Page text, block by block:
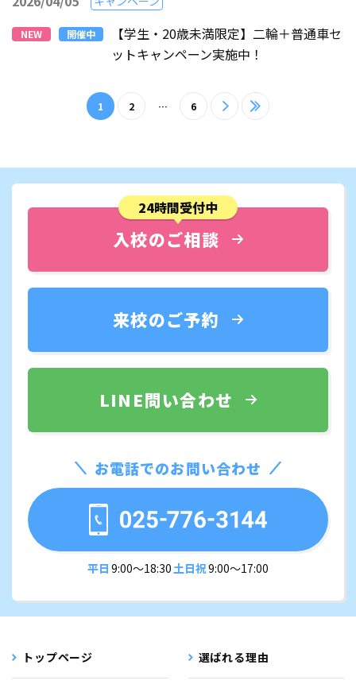
NEW 開催中
【学生・20歳未満限定】二輪＋普通車セ
ットキャンペーン実施中！
1 2 … 6 > ≫
24時間受付中
入校のご相談
来校のご予約
LINE問い合わせ
お電話でのお問い合わせ
平日 9:00〜18:30 土日祝9:00〜17:00
トップページ 選ばれる理由